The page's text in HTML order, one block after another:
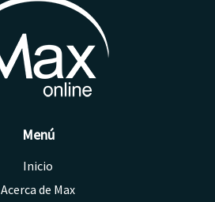
Menú
Inicio
Acerca de Max